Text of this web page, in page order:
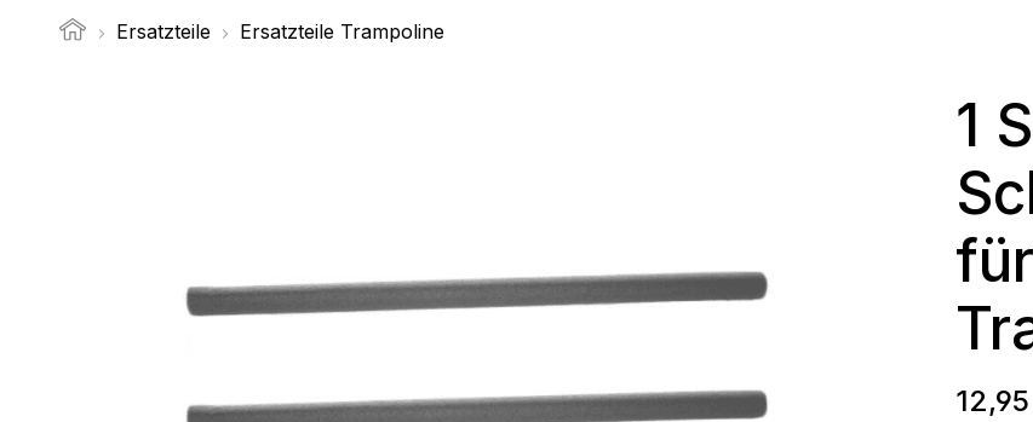
Ersatzteile Ersatzteile Trampoline
1